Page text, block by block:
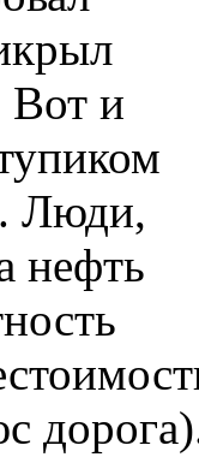
и
Люди,
нефть